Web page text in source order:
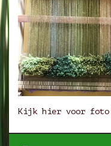
Kijk hier voor